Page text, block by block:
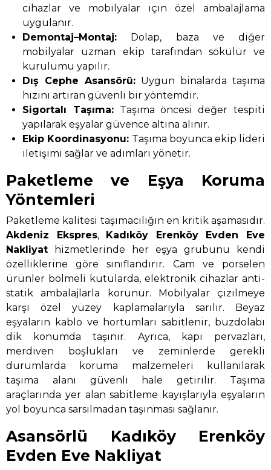
cihazlar ve mobilyalar için özel ambalajlama
uygulanır.
Demontaj–Montaj: Dolap, baza ve diğer
mobilyalar uzman ekip tarafından sökülür ve
kurulumu yapılır.
Dış Cephe Asansörü: Uygun binalarda taşıma
hızını artıran güvenli bir yöntemdir.
Sigortalı Taşıma:Taşıma öncesi değer tespiti
yapılarak eşyalar güvence altına alınır.
Ekip Koordinasyonu: Taşıma boyunca ekip lideri
iletişimi sağlar ve adımları yönetir.
Paketleme ve Eşya Koruma
Yöntemleri
Paketleme kalitesi taşımacılığın en kritik aşamasıdır.
Akdeniz Ekspres,
Kadıköy Erenköy Evden Eve
Nakliyat hizmetlerinde her eşya grubunu kendi
özelliklerine göre sınıflandırır. Cam ve porselen
ürünler bölmeli kutularda, elektronik cihazlar anti-
statik ambalajlarla korunur. Mobilyalar çizilmeye
karşı özel yüzey kaplamalarıyla sarılır. Beyaz
eşyaların kablo ve hortumları sabitlenir, buzdolabı
dik konumda taşınır. Ayrıca, kapı pervazları,
merdiven boşlukları ve zeminlerde gerekli
durumlarda koruma malzemeleri kullanılarak
taşıma alanı güvenli hale getirilir. Taşıma
araçlarında yer alan sabitleme kayışlarıyla eşyaların
yol boyunca sarsılmadan taşınması sağlanır.
Asansörlü Kadıköy Erenköy
Evden Eve Nakliyat